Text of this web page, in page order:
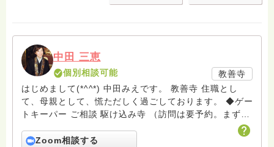
中田 三恵
個別相談可能
教善寺
はじめまして(*^^*) 中田みえです。 教善寺 住職とし
て、母親として、慌ただしく過ごしております。 ◆ゲー
トキーパー ご相談 駆け込み寺 （訪問は要予約。まずは
ターミナルケア、看取り、グリーフケア、希死念慮、自
Zoom相談する